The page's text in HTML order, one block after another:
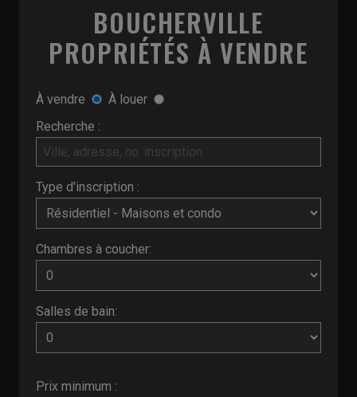
BOUCHERVILLE
PROPRIÉTÉS À VENDRE
À vendre
À louer
Recherche :
Type d'inscription :
Chambres à coucher:
Salles de bain:
Prix minimum :